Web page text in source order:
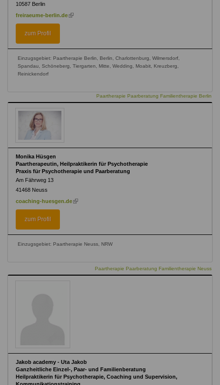
10587 Berlin
freiraeume-berlin.de (link
zum Profil
Einzugsgebiet: Paartherapie Berlin, Berlin, Charlottenburg, Wilmersdorf,
Spandau, Schöneberg, Tiergarten, Mitte, Wedding, Moabit, Kreuzberg,
Reinickendorf
Paartherapie Paarberatung Familientherapie Berlin
Monika Hüsgen
Paartherapeutin, Heilpraktikerin für Psychotherapie
Praxis für Psychotherapie und Paarberatung
Am Fährweg 13
41468 Neuss
coaching-huesgen.de (link
zum Profil
Einzugsgebiet: Paartherapie Neuss, NRW
Paartherapie Paarberatung Familientherapie Neuss
Jakob academy - Uta Jakob
Ganzheitliche Einzel-, Paar- und Familienberatung
Heilpraktikerin für Psychotherapie, Coaching und Supervision,